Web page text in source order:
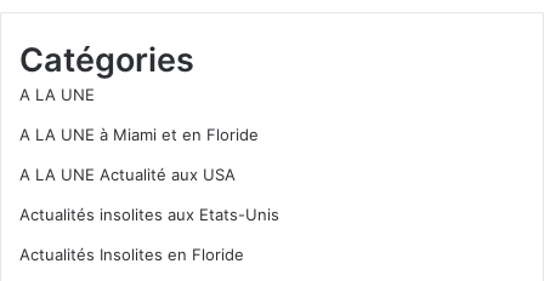
Catégories
A LA UNE
A LA UNE à Miami et en Floride
A LA UNE Actualité aux USA
Actualités insolites aux Etats-Unis
Actualités Insolites en Floride